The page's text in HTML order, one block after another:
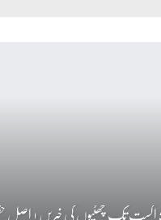
تعلیمی اداروں میں 31 اگست تک چھٹیوں کی خبریں